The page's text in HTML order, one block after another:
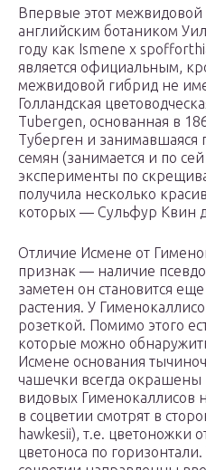
Впервые этот
английским ботаником
году как Ismene x
является официальным,
межвидовой гибрид не
Голландская
Tubergen, основанная в
Туберген и занимавшаяся
семян (занимается и по
эксперименты по
получила несколько
которых — Сульфур Квин
Отличие Исмене от
признак — наличие
заметен он становится
растения. У
розеткой. Помимо этого
которые можно
Исмене основания
чашечки всегда окрашены
видовых Гименокаллисов
в соцветии смотрят в
hawkesii), т.е. цветоножки
цветоноса по